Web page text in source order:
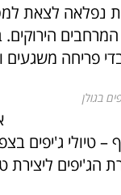
נפלאה לצאת
הירוקים.
פריחה משגעים
בגולן
– טיולי ג'יפים
הג'יפים ליצירת